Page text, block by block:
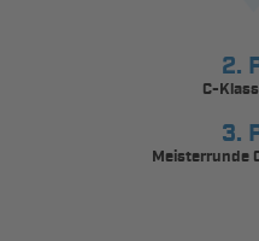
2.
C-
3.
Meisterrunde